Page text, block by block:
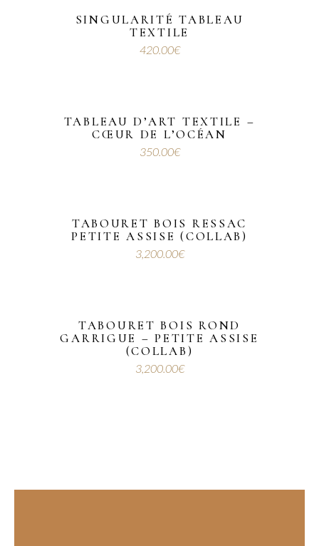
SINGULARITÉ TABLEAU
TEXTILE
420.00€
TABLEAU D’ART TEXTILE –
CŒUR DE L’OCÉAN
350.00€
TABOURET BOIS RESSAC
PETITE ASSISE (COLLAB)
3,200.00€
TABOURET BOIS ROND
GARRIGUE – PETITE ASSISE
(COLLAB)
3,200.00€